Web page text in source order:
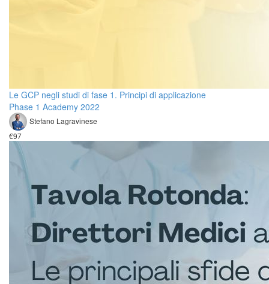
Le GCP negli studi di fase 1. Principi di applicazione
Phase 1 Academy 2022
Stefano Lagravinese
€97